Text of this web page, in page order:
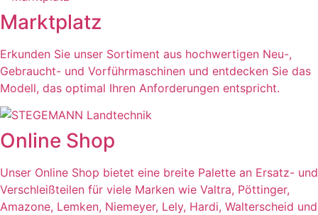
Marktplatz
Erkunden Sie unser Sortiment aus hochwertigen Neu-,
Gebraucht- und Vorführmaschinen und entdecken Sie das
Modell, das optimal Ihren Anforderungen entspricht.
Online Shop
Unser Online Shop bietet eine breite Palette an Ersatz- und
Verschleißteilen für viele Marken wie Valtra, Pöttinger,
Amazone, Lemken, Niemeyer, Lely, Hardi, Walterscheid und